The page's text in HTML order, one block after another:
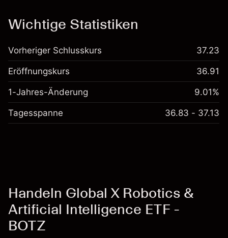
Wichtige Statistiken
Vorheriger Schlusskurs 37.23
Eröffnungskurs 36.91
1-Jahres-Änderung 9.01%
Tagesspanne 36.83 - 37.13
Handeln Global X Robotics &
Artificial Intelligence ETF -
BOTZ